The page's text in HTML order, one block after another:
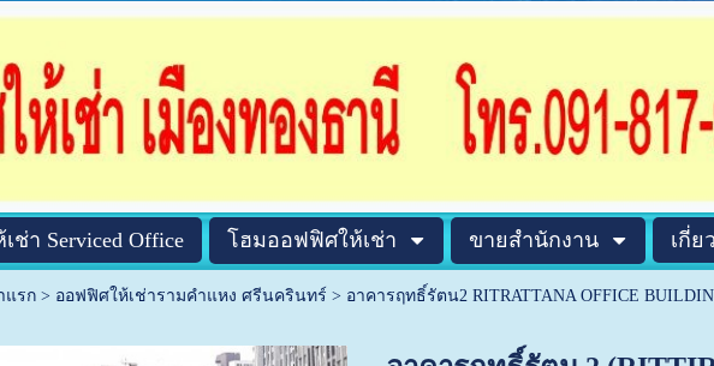
ช่า Serviced Office โฮมออฟฟิศให้เช่า ขายสำนักงาน เกี่ย
แรก> ออฟฟิศให้เช่ารามคำแหง ศรีนครินทร์ > อาคารฤทธิ์รัตน2 RITRATTANA OFFICE